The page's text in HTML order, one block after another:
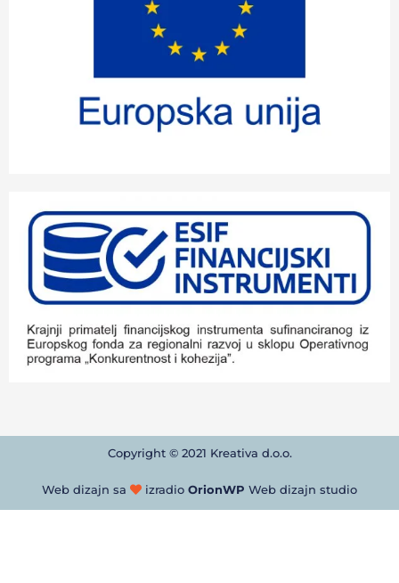
Copyright © 2021 Kreativa d.o.o.
Web dizajn sa izradio OrionWP Web dizajn studio